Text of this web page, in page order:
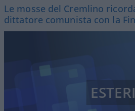
Le mosse del Cremlino
dittatore comunista con la
ESTERI